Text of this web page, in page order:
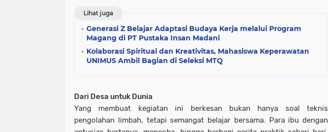
Lihat juga
Generasi Z Belajar Adaptasi Budaya Kerja melalui Program
Magang di PT Pustaka Insan Madani
Kolaborasi Spiritual dan Kreativitas, Mahasiswa Keperawatan
UNIMUS Ambil Bagian di Seleksi MTQ
Dari Desa untuk Dunia
Yang membuat kegiatan ini berkesan bukan hanya soal teknis
pengolahan limbah, tetapi semangat belajar bersama. Para ibu dengan